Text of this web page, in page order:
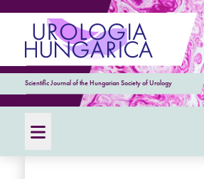
Scientific Journal of the Hungarian Society of Urology